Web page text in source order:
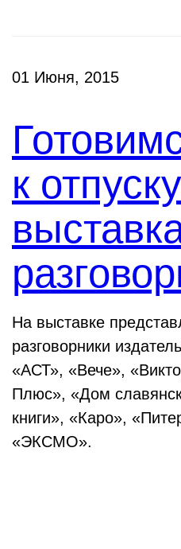
01 Июня, 2015
к
На выставке
разговорники
«АСТ», «Вече»,
Плюс», «Дом
книги», «Каро»,
«ЭКСМО».